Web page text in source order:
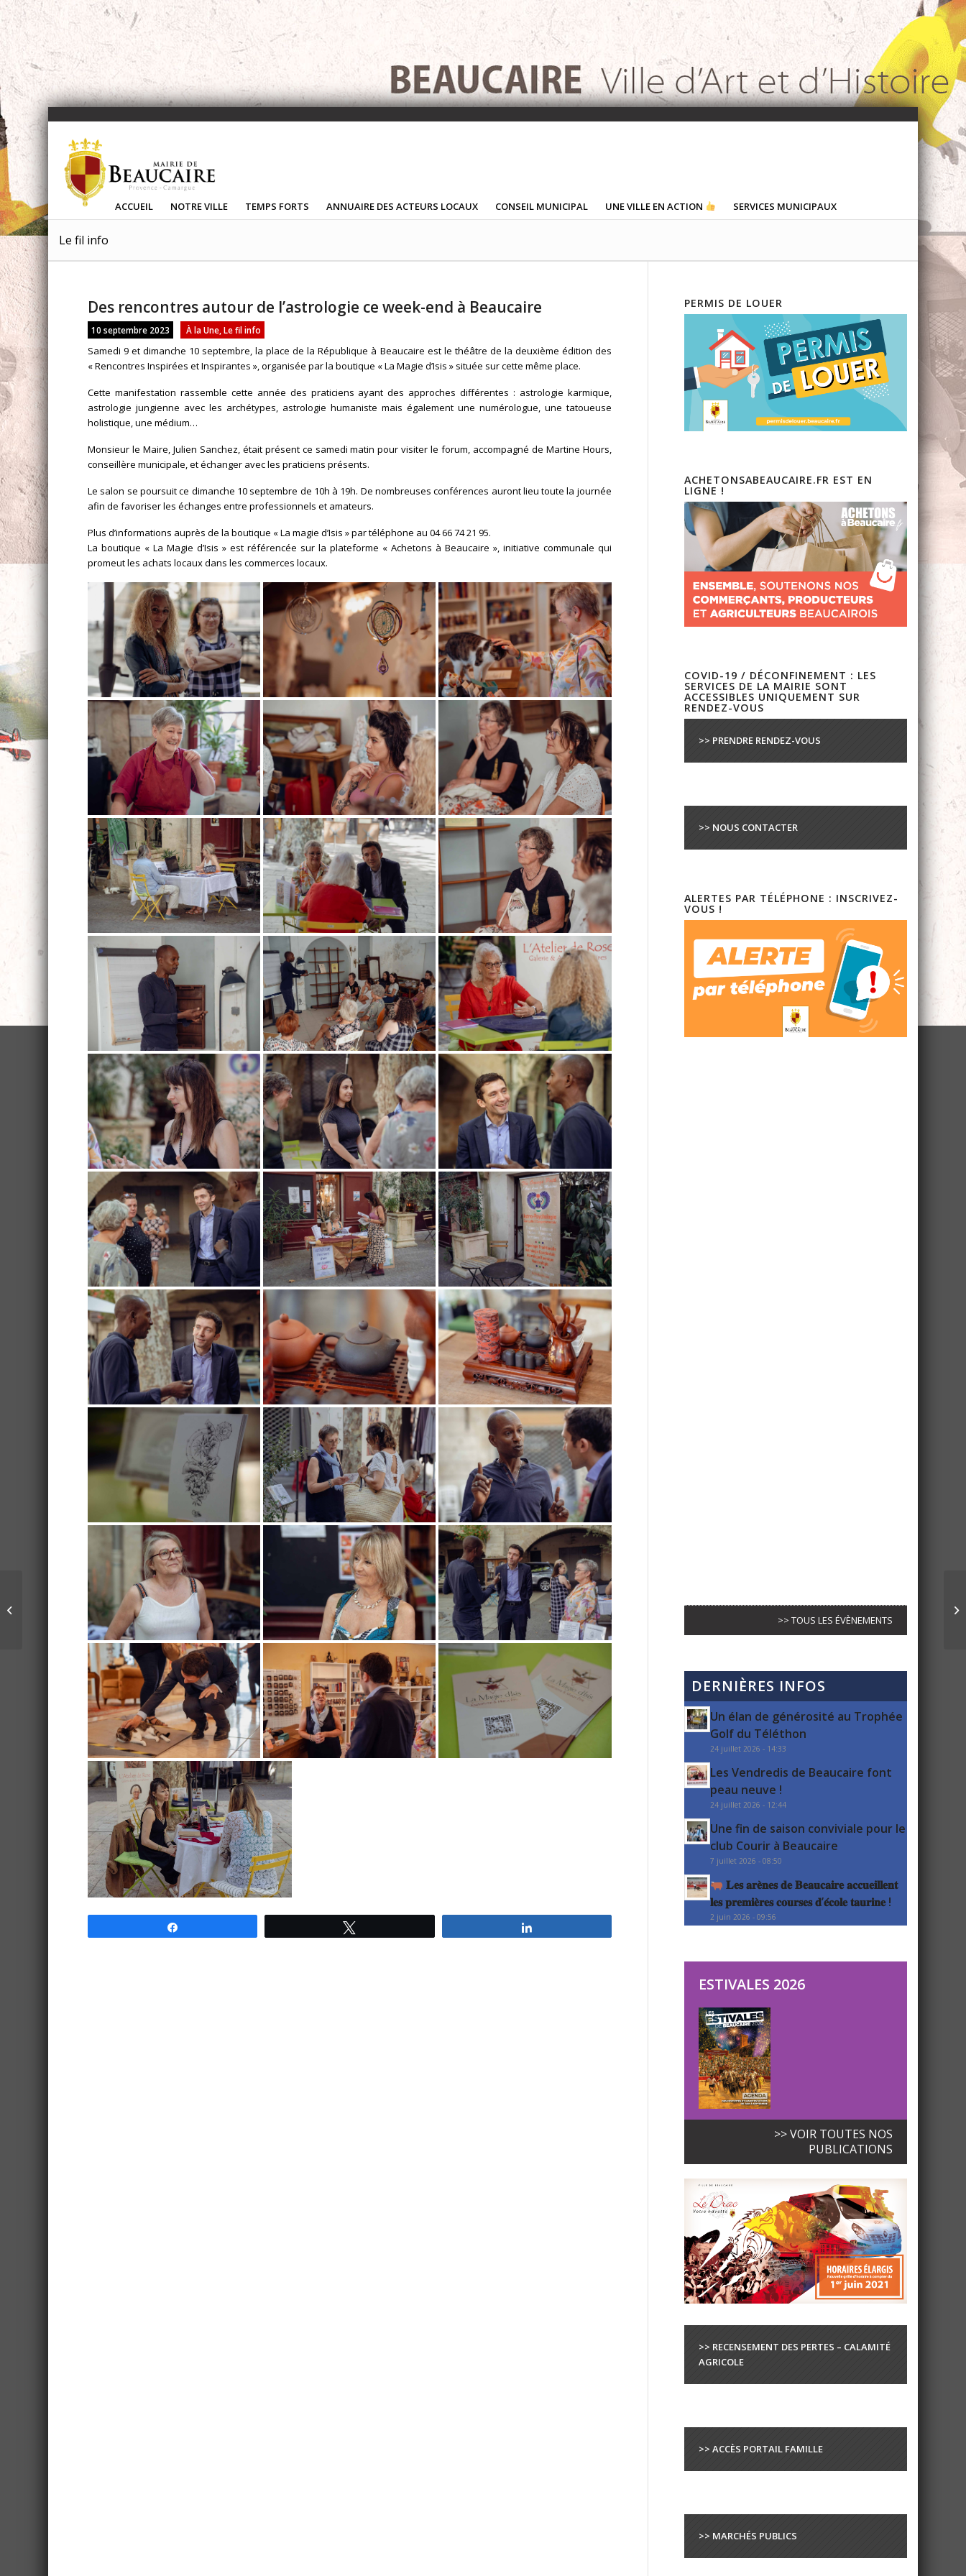
ACCUEIL NOTRE VILLE TEMPS FORTS ANNUAIRE DES ACTEURS LOCAUX CONSEIL MUNICIPAL UNE VILLE EN ACTION SERVICES MUNICIPAUX
Le fil info
Des rencontres autour de l’astrologie ce week-end à Beaucaire
10 septembre 2023 À la Une ,Le fil info
Samedi 9 et dimanche 10 septembre, la place de la République à Beaucaire est le théâtre de la deuxième édition des
« Rencontres Inspirées et Inspirantes », organisée par la boutique « La Magie d’Isis » située sur cette même place.
Cette manifestation rassemble cette année des praticiens ayant des approches différentes : astrologie karmique,
astrologie jungienne avec les archétypes, astrologie humaniste mais également une numérologue, une tatoueuse
holistique, une médium…
Monsieur le Maire, Julien Sanchez, était présent ce samedi matin pour visiter le forum, accompagné de Martine Hours,
conseillère municipale, et échanger avec les praticiens présents.
Le salon se poursuit ce dimanche 10 septembre de 10h à 19h. De nombreuses conférences auront lieu toute la journée
afin de favoriser les échanges entre professionnels et amateurs.
Plus d’informations auprès de la boutique « La magie d’Isis » par téléphone au 04 66 74 21 95.
La boutique « La Magie d’Isis » est référencée sur la plateforme « Achetons à Beaucaire », initiative communale qui
promeut les achats locaux dans les commerces locaux.
PERMIS DE LOUER
ACHETONSABEAUCAIRE.FR EST EN
LIGNE !
COVID-19 / DÉCONFINEMENT : LES
SERVICES DE LA MAIRIE SONT
ACCESSIBLES UNIQUEMENT SUR
RENDEZ-VOUS
>> PRENDRE RENDEZ-VOUS
>> NOUS CONTACTER
ALERTES PAR TÉLÉPHONE : INSCRIVEZ-
VOUS !
>> TOUS LES ÉVÈNEMENTS
DERNIÈRES INFOS
Un élan de générosité au Trophée
Golf du Téléthon
24 juillet 2026 - 14:33
Les Vendredis de Beaucaire font
peau neuve !
24 juillet 2026 - 12:44
Une fin de saison conviviale pour le
club Courir à Beaucaire
7 juillet 2026 - 08:50
𝐋𝐞𝐬 𝐚𝐫𝐞̀𝐧𝐞𝐬 𝐝𝐞 𝐁𝐞𝐚𝐮𝐜𝐚𝐢𝐫𝐞 𝐚𝐜𝐜𝐮𝐞𝐢𝐥𝐥𝐞𝐧𝐭
𝐥𝐞𝐬 𝐩𝐫𝐞𝐦𝐢𝐞̀𝐫𝐞𝐬 𝐜𝐨𝐮𝐫𝐬𝐞𝐬 𝐝’𝐞́𝐜𝐨𝐥𝐞 𝐭𝐚𝐮𝐫𝐢𝐧𝐞 !
2 juin 2026 - 09:56
ESTIVALES 2026
>> VOIR TOUTES NOS
PUBLICATIONS
>> RECENSEMENT DES PERTES – CALAMITÉ
AGRICOLE
>> ACCÈS PORTAIL FAMILLE
>> MARCHÉS PUBLICS
Saison culturelle
Beaucaire : La bonne